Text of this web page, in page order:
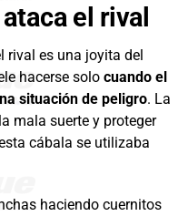
el rival
rival es una joyita del
hacerse solo cuando el
situación de peligro. La
mala suerte y proteger
cábala se utilizaba
haciendo cuernitos